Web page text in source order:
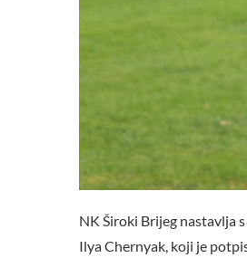
NK Široki Brijeg nastavlja
Ilya Chernyak, koji je